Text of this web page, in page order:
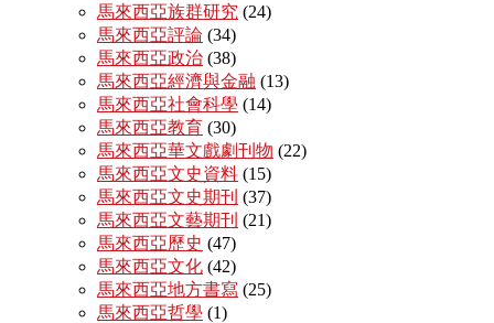
馬來西亞族群研究 (24)
馬來西亞評論 (34)
馬來西亞政治 (38)
馬來西亞經濟與金融 (13)
馬來西亞社會科學 (14)
馬來西亞教育 (30)
馬來西亞華文戲劇刊物 (22)
馬來西亞文史資料 (15)
馬來西亞文史期刊 (37)
馬來西亞文藝期刊 (21)
馬來西亞歷史 (47)
馬來西亞文化 (42)
馬來西亞地方書寫 (25)
馬來西亞哲學 (1)